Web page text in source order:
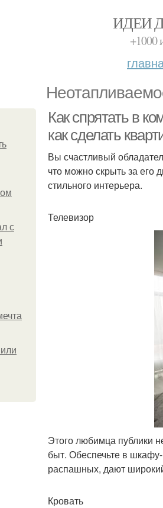
ИДЕИ
+1000
с
Как спрятать в
как сделать
Вы счастливый
что можно скрыть за его
стильного интерьера.
Телевизор
Этого любимца публики
быт. Обеспечьте в
распашных, дают
Кровать